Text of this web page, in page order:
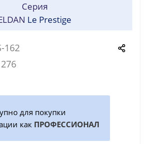
162
Серия
Le Prestige
для покупки
как ПРОФЕССИОНАЛ